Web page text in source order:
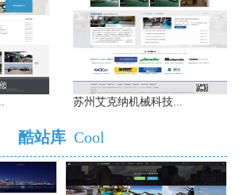
苏州艾克纳机械科技...
酷站库 Cool